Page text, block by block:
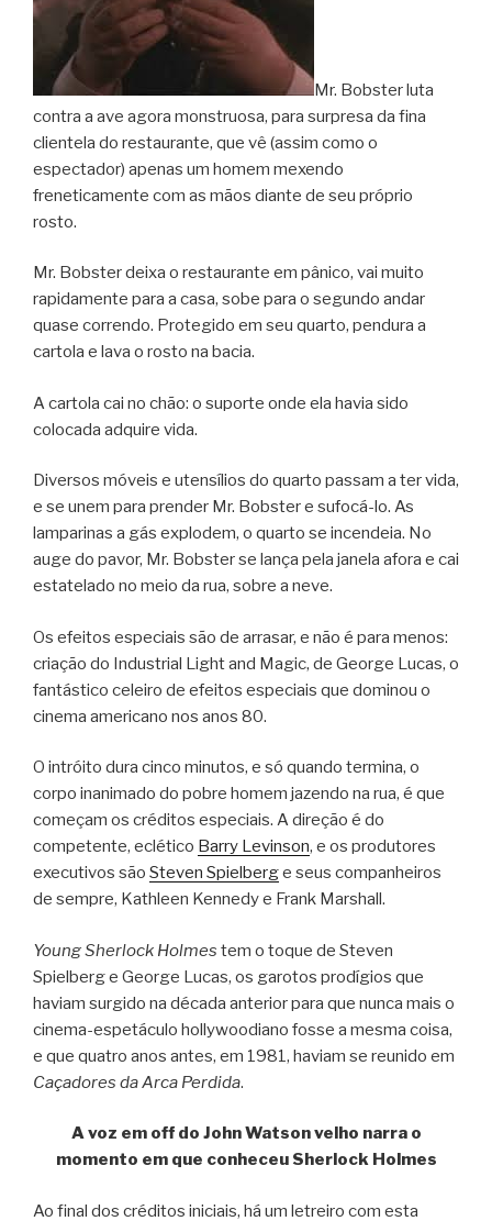
Mr. Bobster luta
contra a ave agora monstruosa, para surpresa da fina
clientela do restaurante, que vê (assim como o
espectador) apenas um homem mexendo
freneticamente com as mãos diante de seu próprio
rosto.
Mr. Bobster deixa o restaurante em pânico, vai muito
rapidamente para a casa, sobe para o segundo andar
quase correndo. Protegido em seu quarto, pendura a
cartola e lava o rosto na bacia.
A cartola cai no chão: o suporte onde ela havia sido
colocada adquire vida.
Diversos móveis e utensílios do quarto passam a ter vida,
e se unem para prender Mr. Bobster e sufocá-lo. As
lamparinas a gás explodem, o quarto se incendeia. No
auge do pavor, Mr. Bobster se lança pela janela afora e cai
estatelado no meio da rua, sobre a neve.
Os efeitos especiais são de arrasar, e não é para menos:
criação do Industrial Light and Magic, de George Lucas, o
fantástico celeiro de efeitos especiais que dominou o
cinema americano nos anos 80.
O intróito dura cinco minutos, e só quando termina, o
corpo inanimado do pobre homem jazendo na rua, é que
começam os créditos especiais. A direção é do
competente, eclético Barry Levinson, e os produtores
executivos são Steven Spielberge seus companheiros
de sempre, Kathleen Kennedy e Frank Marshall.
Young Sherlock Holmes tem o toque de Steven
Spielberg e George Lucas, os garotos prodígios que
haviam surgido na década anterior para que nunca mais o
cinema-espetáculo hollywoodiano fosse a mesma coisa,
e que quatro anos antes, em 1981, haviam se reunido em
Caçadores da Arca Perdida.
A voz em off do John Watson velho narra o
momento em que conheceu Sherlock Holmes
Ao final dos créditos iniciais, há um letreiro com esta